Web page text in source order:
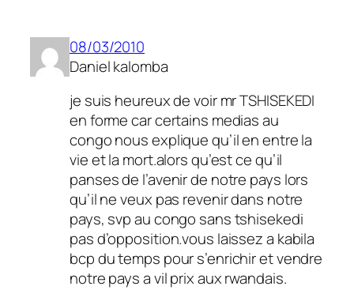
08/03/2010
Daniel kalomba
je suis heureux de voir mr TSHISEKEDI
en forme car certains medias au
congo nous explique qu’il en entre la
vie et la mort.alors qu’est ce qu’il
panses de l’avenir de notre pays lors
qu’il ne veux pas revenir dans notre
pays, svp au congo sans tshisekedi
pas d’opposition.vous laissez a kabila
bcp du temps pour s’enrichir et vendre
notre pays a vil prix aux rwandais.